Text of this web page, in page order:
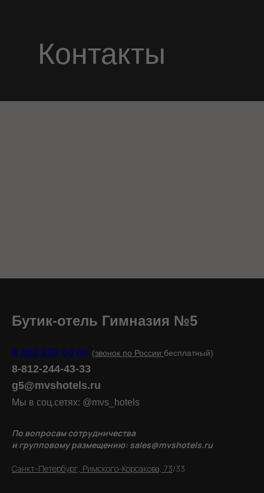
Контакты
Бутик-отель Гимназия №5
8 800 200 04 06 (звонок по России бесплатный)
8-812-244-43-33
g5@mvshotels.ru
Мы в соц.сетях: @mvs_hotels
По вопросам сотрудничества
и групповому размещению: sales@mvshotels.ru
Санкт-Петербург, Римского-Корсакова, 73/33